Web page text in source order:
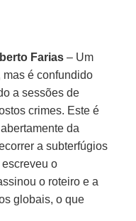
Farias – Um
mas é confundido
a sessões de
crimes. Este é
da
a subterfúgios
o
o roteiro e a
globais, o que